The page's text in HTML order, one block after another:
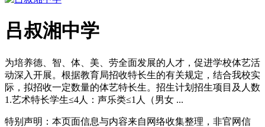
吕叔湘中学
为培养德、智、体、美、劳全面发展的人才，促进学校体艺活
动深入开展。根据教育局招收特长生的有关规定，结合我校实
际，拟招收一定数量的体艺特长生。招生计划招生项目及人数
1.艺术特长学生≤4人：声乐类≤1人（男女 ...
特别声明：本页面信息与内容来自网络收集整理，非官网信